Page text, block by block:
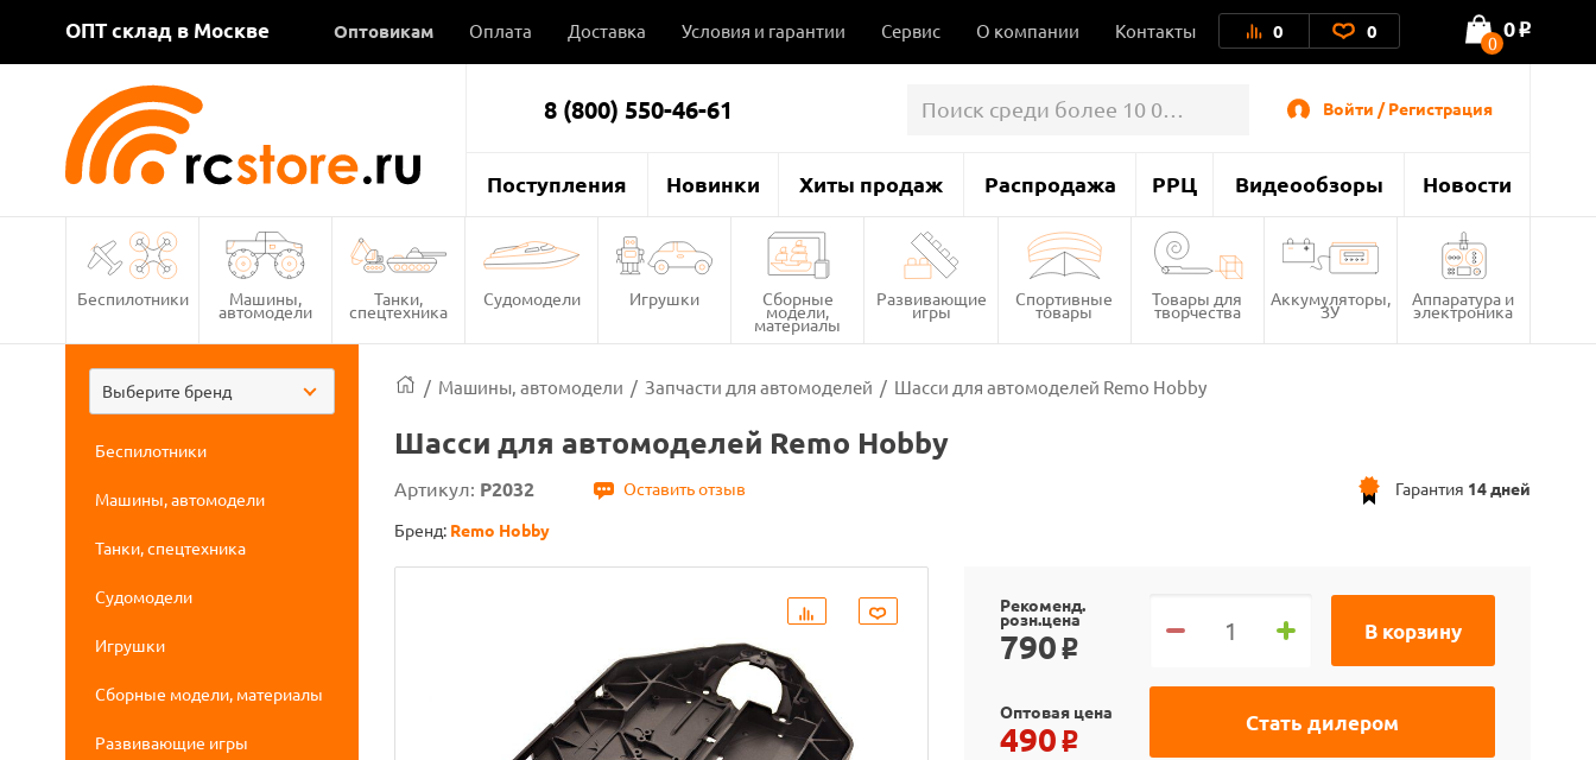
ОПТ склад в Москве Оптовикам Оплата Доставка Условия и гарантии Сервис О компании Контакты 0 0 0
0 o
8 (800) 550-46-61 Войти / Регистрация
Поступления Новинки Хиты продаж Распродажа РРЦ Видеообзоры Новости
Беспилотники Машины,
автомодели
Танки,
спецтехника
Судомодели Игрушки Сборные
модели,
материалы
Развивающие
игры
Спортивные
товары
Товары для
творчества
Аккумуляторы,
ЗУ
Аппаратура и
электроника
Выберите бренд
Беспилотники
Машины, автомодели
Танки, спецтехника
Судомодели
Игрушки
Сборные модели, материалы
Развивающие игры
/ Машины, автомодели / Запчасти для автомоделей / Шасси для автомоделей Remo Hobby
Шасси для автомоделей Remo Hobby
Артикул: P2032 Оставить отзыв Гарантия 14 дней
Бренд: Remo Hobby
Рекоменд.
розн.цена
790 o
В корзину
Стать дилером
Оптовая цена
490 o